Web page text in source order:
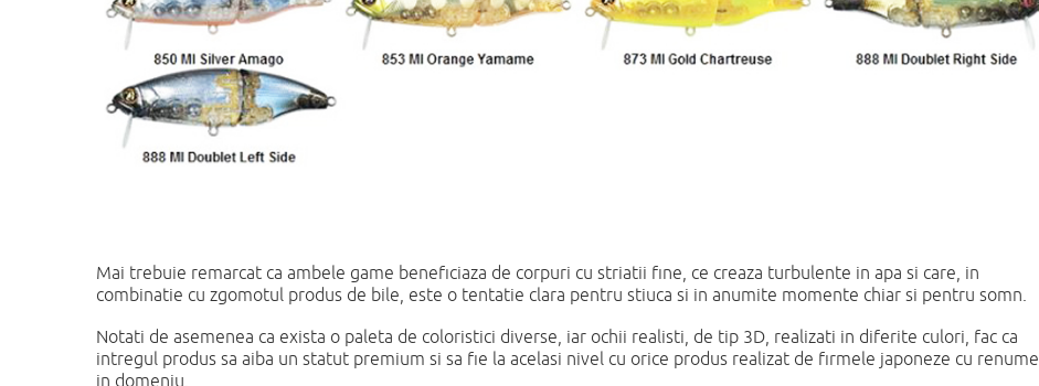
Mai trebuie remarcat ca ambele game beneficiaza de corpuri cu striatii fine, ce creaza turbulente in apa si care, in
combinatie cu zgomotul produs de bile, este o tentatie clara pentru stiuca si in anumite momente chiar si pentru somn.
Notati de asemenea ca exista o paleta de coloristici diverse, iar ochii realisti, de tip 3D, realizati in diferite culori, fac ca
intregul produs sa aiba un statut premium si sa fie la acelasi nivel cu orice produs realizat de firmele japoneze cu renume
in domeniu.